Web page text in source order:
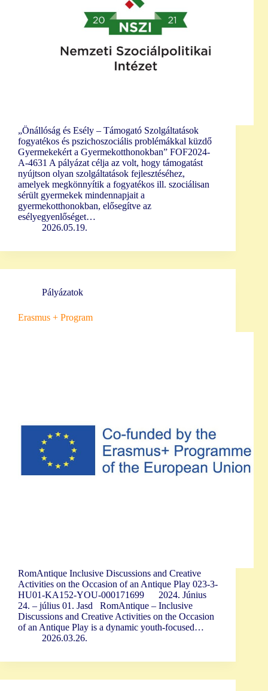
„Önállóság és Esély – Támogató Szolgáltatások
fogyatékos és pszichoszociális problémákkal küzdő
Gyermekekért a Gyermekotthonokban” FOF2024-
A-4631 A pályázat célja az volt, hogy támogatást
nyújtson olyan szolgáltatások fejlesztéséhez,
amelyek megkönnyítik a fogyatékos ill. szociálisan
sérült gyermekek mindennapjait a
gyermekotthonokban, elősegítve az
esélyegyenlőséget…
2026.05.19.
Pályázatok
Erasmus + Program
RomAntique Inclusive Discussions and Creative
Activities on the Occasion of an Antique Play 023-3-
HU01-KA152-YOU-000171699 2024. Június
24. – július 01. Jasd RomAntique – Inclusive
Discussions and Creative Activities on the Occasion
of an Antique Play is a dynamic youth-focused…
2026.03.26.